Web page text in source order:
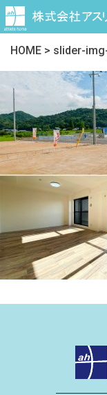
HOME > slider-